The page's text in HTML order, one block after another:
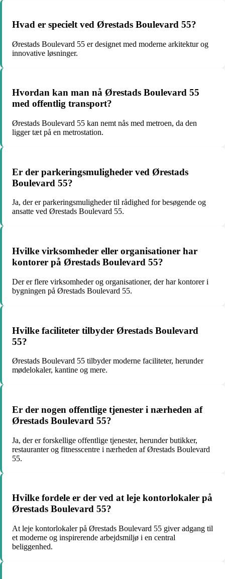
Hvad er specielt ved Ørestads Boulevard 55?
Ørestads Boulevard 55 er designet med moderne arkitektur og
innovative løsninger.
Hvordan kan man nå Ørestads Boulevard 55
med offentlig transport?
Ørestads Boulevard 55 kan nemt nås med metroen, da den
ligger tæt på en metrostation.
Er der parkeringsmuligheder ved Ørestads
Boulevard 55?
Ja, der er parkeringsmuligheder til rådighed for besøgende og
ansatte ved Ørestads Boulevard 55.
Hvilke virksomheder eller organisationer har
kontorer på Ørestads Boulevard 55?
Der er flere virksomheder og organisationer, der har kontorer i
bygningen på Ørestads Boulevard 55.
Hvilke faciliteter tilbyder Ørestads Boulevard
55?
Ørestads Boulevard 55 tilbyder moderne faciliteter, herunder
mødelokaler, kantine og mere.
Er der nogen offentlige tjenester i nærheden af
Ørestads Boulevard 55?
Ja, der er forskellige offentlige tjenester, herunder butikker,
restauranter og fitnesscentre i nærheden af Ørestads Boulevard
55.
Hvilke fordele er der ved at leje kontorlokaler på
Ørestads Boulevard 55?
At leje kontorlokaler på Ørestads Boulevard 55 giver adgang til
et moderne og inspirerende arbejdsmiljø i en central
beliggenhed.